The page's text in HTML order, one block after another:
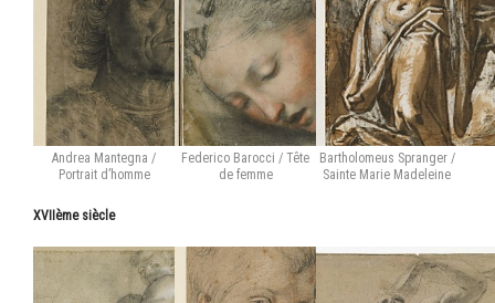
Andrea Mantegna /
Portrait d’homme
Federico Barocci / Tête
de femme
Bartholomeus Spranger /
Sainte Marie Madeleine
XVIIème siècle